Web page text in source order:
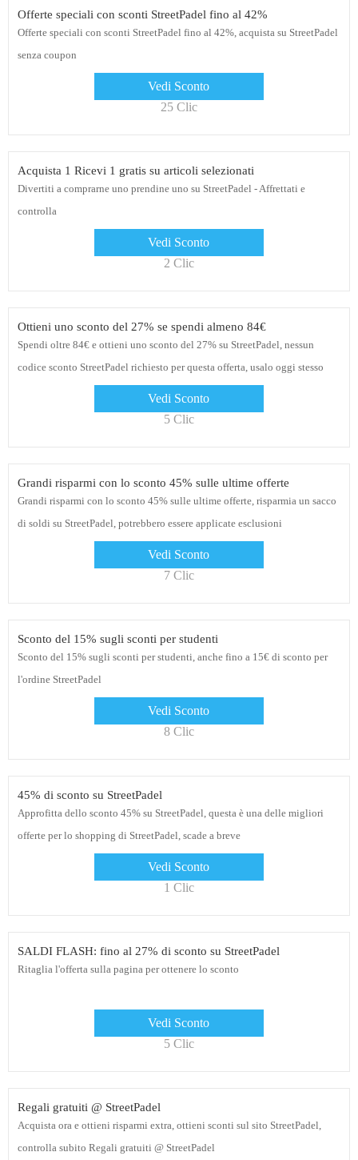
Offerte speciali con sconti StreetPadel fino al 42%
Offerte speciali con sconti StreetPadel fino al 42%, acquista su StreetPadel
senza coupon
Vedi Sconto
25 Clic
Acquista 1 Ricevi 1 gratis su articoli selezionati
Divertiti a comprarne uno prendine uno su StreetPadel - Affrettati e
controlla
Vedi Sconto
2 Clic
Ottieni uno sconto del 27% se spendi almeno 84€
Spendi oltre 84€ e ottieni uno sconto del 27% su StreetPadel, nessun
codice sconto StreetPadel richiesto per questa offerta, usalo oggi stesso
Vedi Sconto
5 Clic
Grandi risparmi con lo sconto 45% sulle ultime offerte
Grandi risparmi con lo sconto 45% sulle ultime offerte, risparmia un sacco
di soldi su StreetPadel, potrebbero essere applicate esclusioni
Vedi Sconto
7 Clic
Sconto del 15% sugli sconti per studenti
Sconto del 15% sugli sconti per studenti, anche fino a 15€ di sconto per
l'ordine StreetPadel
Vedi Sconto
8 Clic
45% di sconto su StreetPadel
Approfitta dello sconto 45% su StreetPadel, questa è una delle migliori
offerte per lo shopping di StreetPadel, scade a breve
Vedi Sconto
1 Clic
SALDI FLASH: fino al 27% di sconto su StreetPadel
Ritaglia l'offerta sulla pagina per ottenere lo sconto
Vedi Sconto
5 Clic
Regali gratuiti @ StreetPadel
Acquista ora e ottieni risparmi extra, ottieni sconti sul sito StreetPadel,
controlla subito Regali gratuiti @ StreetPadel